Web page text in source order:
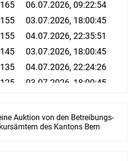
165
06.07.2026, 09:22:54
155
03.07.2026, 18:00:45
155
04.07.2026, 22:35:51
145
03.07.2026, 18:00:45
135
04.07.2026, 22:24:26
125
03.07.2026, 18:00:45
105
01.07.2026, 09:56:15
100
02.07.2026, 23:40:22
Auktion von den Betreibungs-
des Kantons Bern